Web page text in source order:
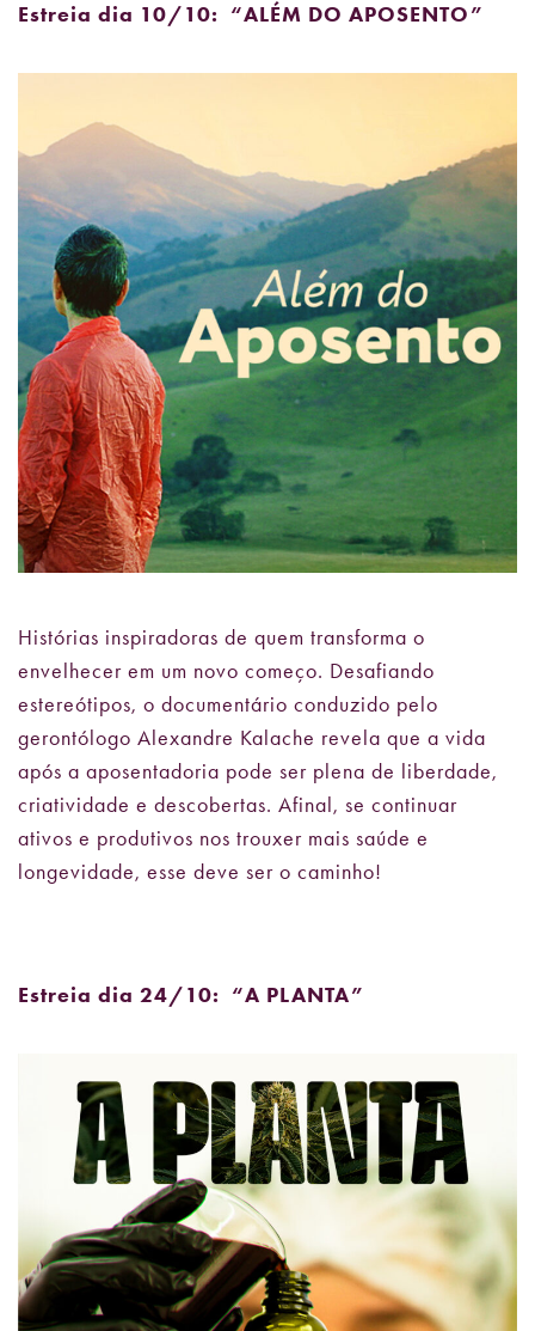
Estreia dia 10/10: “ALÉM DO APOSENTO”
Histórias inspiradoras de quem transforma o
envelhecer em um novo começo. Desafiando
estereótipos, o documentário conduzido pelo
gerontólogo Alexandre Kalache revela que a vida
após a aposentadoria pode ser plena de liberdade,
criatividade e descobertas. Afinal, se continuar
ativos e produtivos nos trouxer mais saúde e
longevidade, esse deve ser o caminho!
Estreia dia 24/10: “A PLANTA”